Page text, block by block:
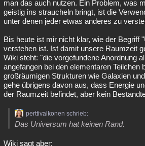
man das auch nutzen. Ein Problem, was
geistig ins straucheln bringt, ist die
unter denen jeder etwas anderes zu
Bis heute ist mir nicht klar, wie der Begriff
verstehen ist. Ist damit unsere Raumzeit
Wiki steht: "die vorgefundene Anordnung
angefangen bei den elementaren Teilchen
großräumigen Strukturen wie Galaxien
gehe übrigens davon aus, dass Energie
der Raumzeit befindet, aber kein
perttivalkonen schrieb:
Das Universum hat keinen Rand.
Wiki sagt aber: